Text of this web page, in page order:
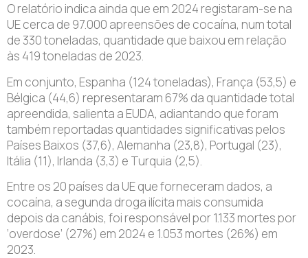
O relatório indica ainda que em 2024 registaram-se na
UE cerca de 97.000 apreensões de cocaína, num total
de 330 toneladas, quantidade que baixou em relação
às 419 toneladas de 2023.
Em conjunto, Espanha (124 toneladas), França (53,5) e
Bélgica (44,6) representaram 67% da quantidade total
apreendida, salienta a EUDA, adiantando que foram
também reportadas quantidades significativas pelos
Países Baixos (37,6), Alemanha (23,8), Portugal (23),
Itália (11), Irlanda (3,3) e Turquia (2,5).
Entre os 20 países da UE que forneceram dados, a
cocaína, a segunda droga ilícita mais consumida
depois da canábis, foi responsável por 1.133 mortes por
‘overdose’ (27%) em 2024 e 1.053 mortes (26%) em
2023.